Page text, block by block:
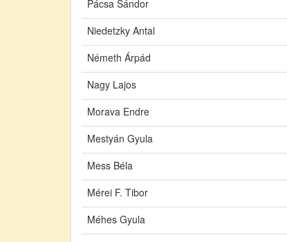
Pácsa Sándor
Niedetzky Antal
Németh Árpád
Nagy Lajos
Morava Endre
Mestyán Gyula
Mess Béla
Mérei F. Tibor
Méhes Gyula